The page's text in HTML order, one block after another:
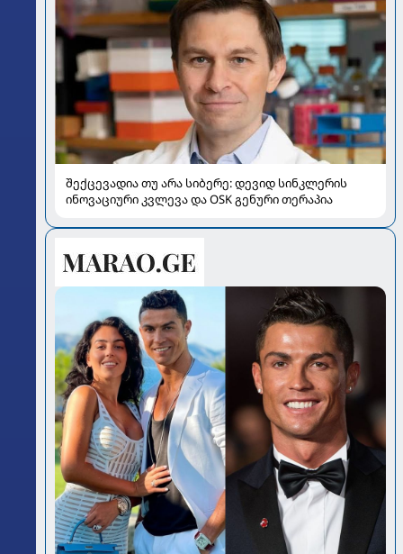
შექცევადია თუ არა სიბერე: დევიდ სინკლერის
ინოვაციური კვლევა და OSK გენური თერაპია